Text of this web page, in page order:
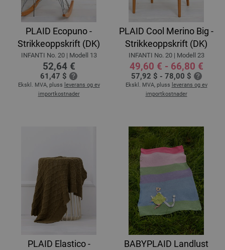
PLAID Ecopuno -
Strikkeoppskrift (DK)
INFANTI No. 20 | Modell 13
52,64 €
61,47 $
Ekskl. MVA, pluss leverans og ev
importkostnader
PLAID Cool Merino Big -
Strikkeoppskrift (DK)
INFANTI No. 20 | Modell 23
49,60 € - 66,80 €
57,92 $ - 78,00 $
Ekskl. MVA, pluss leverans og ev
importkostnader
PLAID Elastico -
BABYPLAID Landlust